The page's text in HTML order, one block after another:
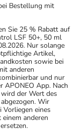
Bestellung mit
Sie 25 % Rabatt auf
LSF 50+, 50 ml
Nur solange
Artikel,
sowie bei
anderen
und nur
APONEO App. Nach
der Wert des
Wir
Vorliegen eines
anderen